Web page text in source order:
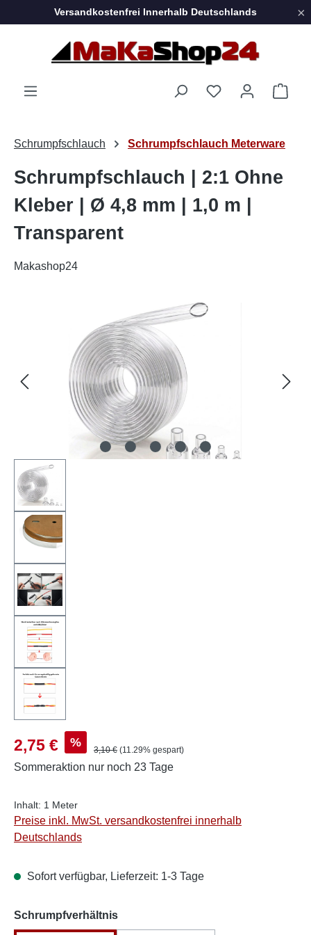
Zum Hauptinhalt springen
Versandkostenfrei Innerhalb Deutschlands ×
Schrumpfschlauch Schrumpfschlauch Meterware
Schrumpfschlauch | 2:1 Ohne
Kleber | Ø 4,8 mm | 1,0 m |
Transparent
Makashop24
Verkaufspreis:
2,75 € % Regulärer Preis:
3,10 € (11.29% gespart)
Sommeraktion nur noch 23 Tage
Inhalt: 1 Meter
Preise inkl. MwSt. versandkostenfrei innerhalb
Deutschlands
Sofort verfügbar, Lieferzeit: 1-3 Tage
Schrumpfverhältnisauswählen